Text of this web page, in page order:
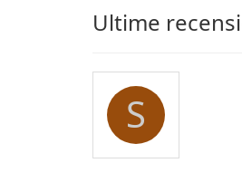
Ultime
S